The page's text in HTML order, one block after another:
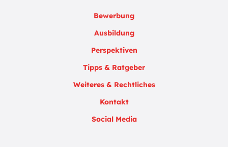
Bewerbung
Ausbildung
Perspektiven
Tipps & Ratgeber
Weiteres & Rechtliches
Kontakt
Social Media